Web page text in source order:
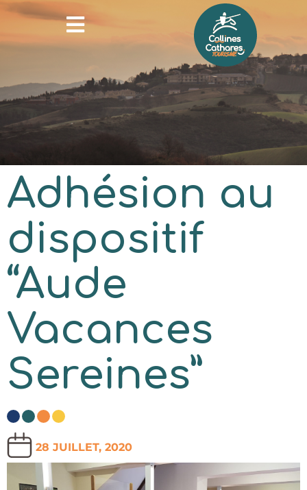
Adhésion au
dispositif
“Aude
Vacances
Sereines”
28 JUILLET, 2020